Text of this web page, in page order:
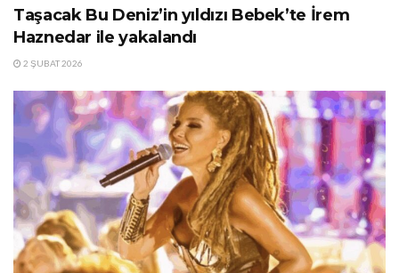
Taşacak Bu Deniz’in yıldızı Bebek’te İrem
Haznedar ile yakalandı
2 ŞUBAT 2026